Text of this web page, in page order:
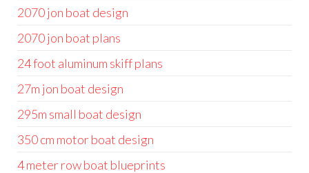
2070 jon boat design
2070 jon boat plans
24 foot aluminum skiff plans
27m jon boat design
295m small boat design
350 cm motor boat design
4 meter row boat blueprints